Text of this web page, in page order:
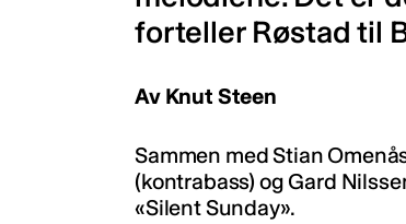
forteller Røstad til
Av Knut Steen
Sammen med Stian
(kontrabass) og Gard
«Silent Sunday».